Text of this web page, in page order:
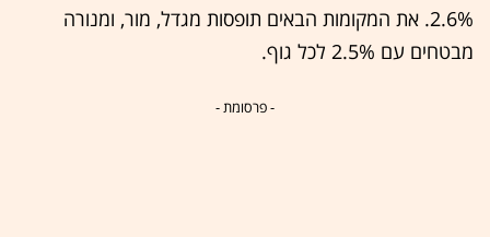
2.6%. את המקומות הבאים תופסות מגדל, מור, ומנורה
מבטחים עם 2.5% לכל גוף.
- פרסומת -